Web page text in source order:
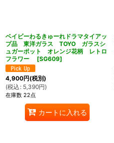
ベイビーわるきゅーれドラマタイアッ
プ品 東洋ガラス TOYO ガラスシ
ュガーポット オレンジ花柄 レトロ
フラワー
[SG609]
4,900円(税別)
(税込 : 5,390円)
在庫数 22点
カートに入れる